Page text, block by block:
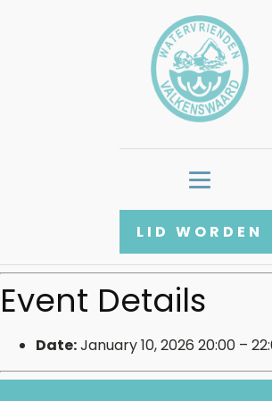
LID WORDEN
Event Details
Date:January 10, 2026 20:00 –